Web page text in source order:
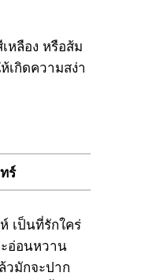
หลือง หรือส้ม
เกิดความสง่า
ร์
เป็นที่รักใคร่
อ่อนหวาน
วมักจะปาก